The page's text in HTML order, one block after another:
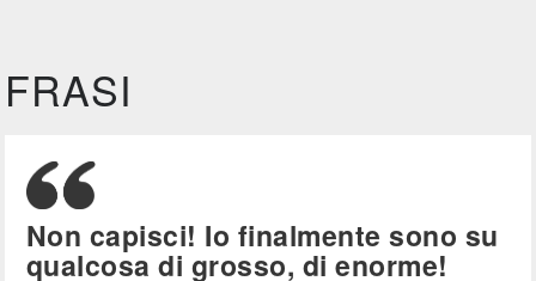
FRASI
Non capisci! Io finalmente sono su
qualcosa di grosso, di enorme!